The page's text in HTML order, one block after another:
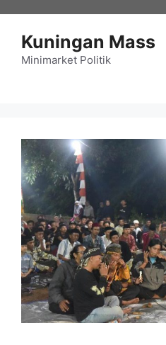
Kuningan Mass
Minimarket Politik